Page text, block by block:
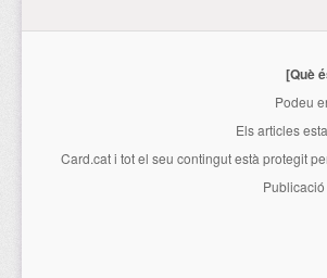
[Què
Podeu
Els articles
Card.cati tot el seu contingut està protegit